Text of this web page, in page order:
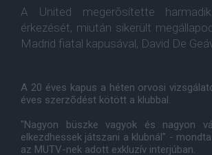
A United megerõsítette
érkezését, miután sikerült
Madrid fiatal kapusával, David De
A 20 éves kapus a héten orvosi
éves szerzõdést kötött a klubbal.
"Nagyon büszke vagyok és nagyon
elkezdhessek játszani a klubnál" -
az MUTV-nek adott exkluzív interjúban.